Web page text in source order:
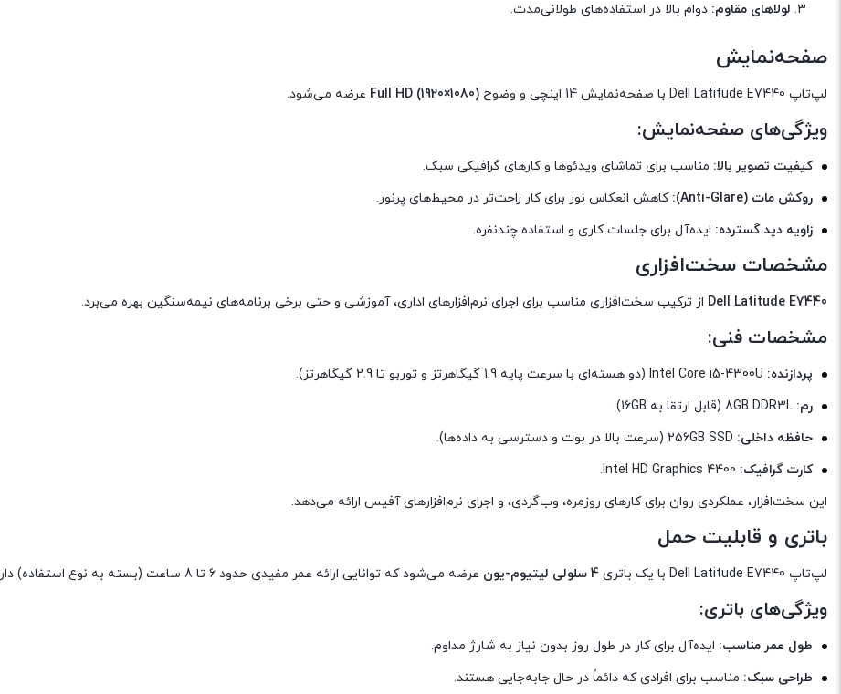
لولاهای مقاوم: دوام بالا در استفاده‌های طولانی‌مدت.
صفحه‌نمایش
لپ‌تاپ Dell Latitude E7440 با صفحه‌نمایش 14 اینچی و وضوح Full HD (1920×1080) عرضه می‌شود.
ویژگی‌های صفحه‌نمایش:
کیفیت تصویر بالا: مناسب برای تماشای ویدئوها و کارهای گرافیکی سبک.
روکش مات (Anti-Glare):
کاهش انعکاس نور برای کار راحت‌تر در محیط‌های پرنور.
زاویه دید گسترده: ایده‌آل برای جلسات کاری و استفاده چندنفره.
مشخصات سخت‌افزاری
Dell Latitude E7440 از ترکیب سخت‌افزاری مناسب برای اجرای نرم‌افزارهای اداری، آموزشی و حتی برخی برنامه‌های نیمه‌سنگین بهره می‌برد.
مشخصات فنی:
پردازنده:
رم:
حافظه داخلی:
کارت گرافیک:
این سخت‌افزار، عملکردی روان برای کارهای روزمره، وب‌گردی، و اجرای نرم‌افزارهای آفیس ارائه می‌دهد.
باتری و قابلیت حمل
لپ‌تاپ Dell Latitude E7440 با یک باتری 4 سلولی لیتیوم-یون عرضه می‌شود که توانایی ارائه عمر مفیدی حدود 6 تا 8 ساعت (بسته به نوع استفاده) دارد.
ویژگی‌های باتری:
طول عمر مناسب: ایده‌آل برای کار در طول روز بدون نیاز به شارژ مداوم.
طراحی سبک: مناسب برای افرادی که دائماً در حال جابه‌جایی هستند.